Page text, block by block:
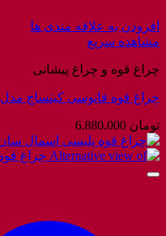
افزودن به علاقه مندی ها
مشاهده سریع
چراغ قوه و چراغ پیشانی
چراغ قوه فانوسی کینساچ مدل ۱۹ / KINSACH A۱۹
تومان